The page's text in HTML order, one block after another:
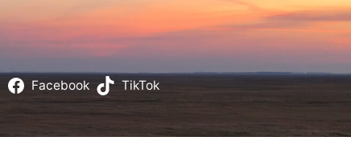
Facebook TikTok